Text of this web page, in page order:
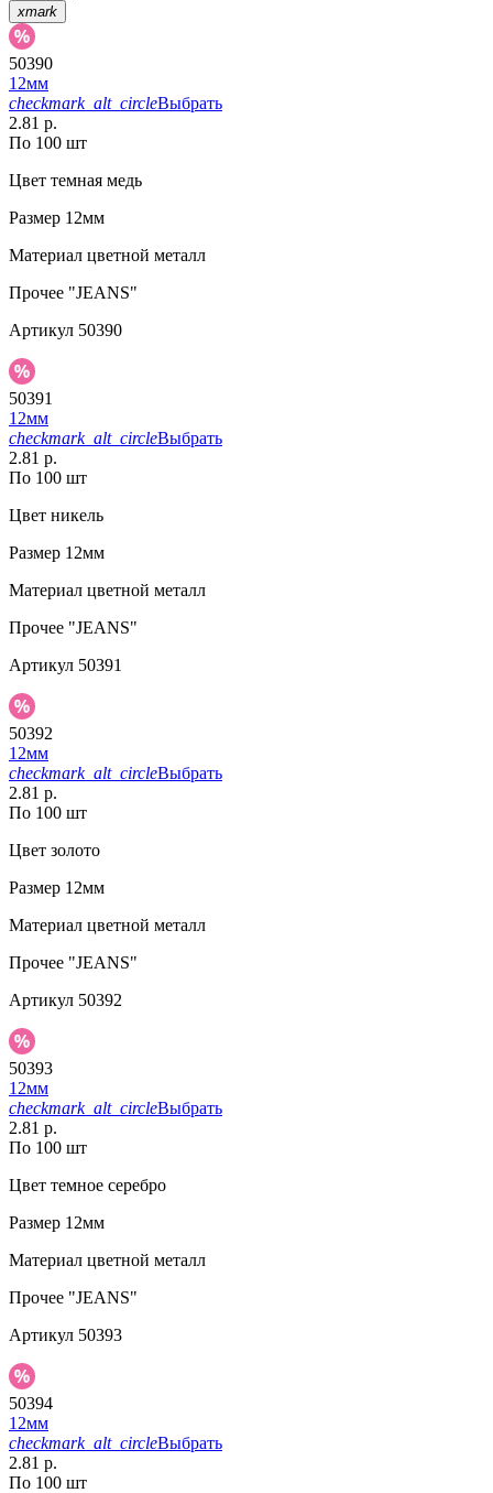
xmark
50390
12мм
checkmark_alt_circleВыбрать
2.81 р.
По 100 шт
Цвет темная медь
Размер 12мм
Материал цветной металл
Прочее "JEANS"
Артикул 50390
50391
12мм
checkmark_alt_circleВыбрать
2.81 р.
По 100 шт
Цвет никель
Размер 12мм
Материал цветной металл
Прочее "JEANS"
Артикул 50391
50392
12мм
checkmark_alt_circleВыбрать
2.81 р.
По 100 шт
Цвет золото
Размер 12мм
Материал цветной металл
Прочее "JEANS"
Артикул 50392
50393
12мм
checkmark_alt_circleВыбрать
2.81 р.
По 100 шт
Цвет темное серебро
Размер 12мм
Материал цветной металл
Прочее "JEANS"
Артикул 50393
50394
12мм
checkmark_alt_circleВыбрать
2.81 р.
По 100 шт